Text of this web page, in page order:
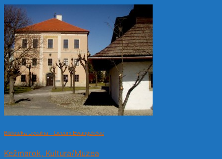
Biblioteka Licealna – Liceum Ewangelickie
Kežmarok, Kultura/Muzea